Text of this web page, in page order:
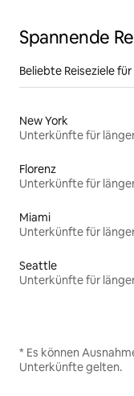
Spannende
Beliebte Reiseziele
New York
Florenz
Miami
Seattle
* Es können
Unterkünfte gelten.